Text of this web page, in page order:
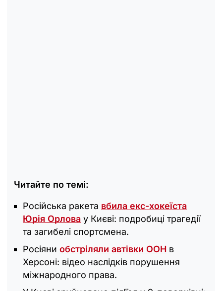
Читайте по темі:
Російська ракета вбила екс-хокеїста
Юрія Орлова у Києві: подробиці трагедії
та загибелі спортсмена.
Росіяни обстріляли автівки ООН в
Херсоні: відео наслідків порушення
міжнародного права.